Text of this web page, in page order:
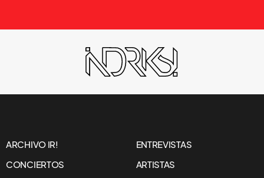
ARCHIVO IR!
ENTREVISTAS
CONCIERTOS
ARTISTAS